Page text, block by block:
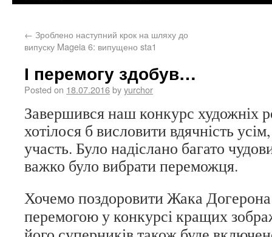
← Зроблено наступний крок на шляху до
випуску Mageia 6: випущено sta1
І перемогу здобув…
Posted on 18.07.2016byyurchor
Завершився наш конкурс художніх
хотілося б висловити вдячність
участь. Було надіслано багато
важко було вибрати переможця.
Хочемо поздоровити Жака Догерона
перемогою у конкурсі кращих